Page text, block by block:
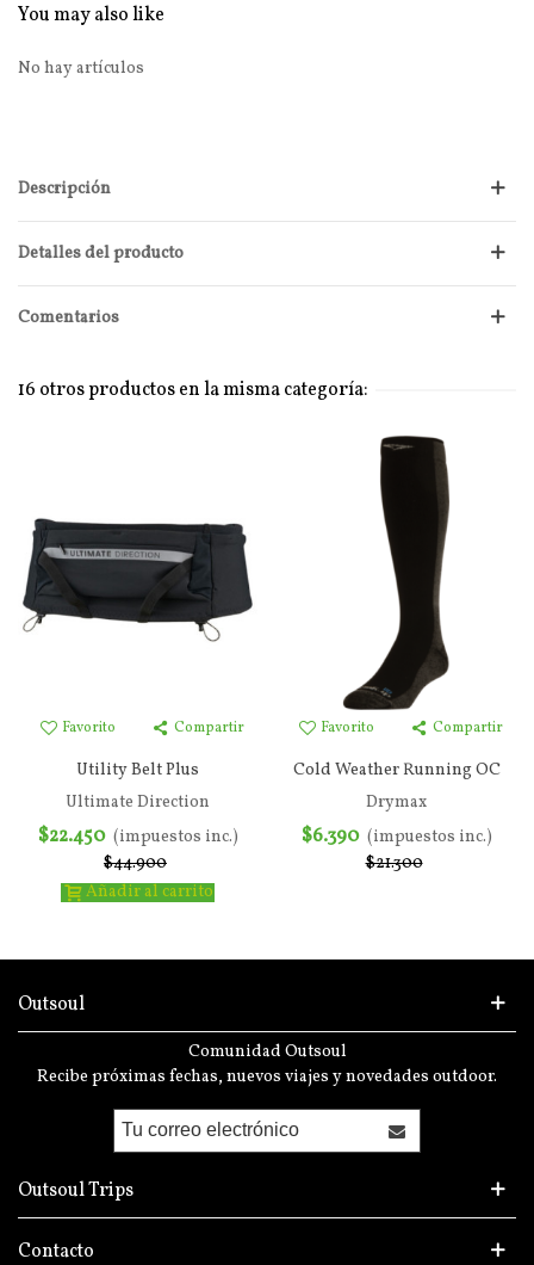
You may also like
No hay artículos
Descripción
Detalles del producto
Comentarios
16 otros productos en la misma categoría:
Favorito Compartir
Utility Belt Plus
Ultimate Direction
$22.450 (impuestos inc.)
$44.900
Añadir al carrito
Favorito Compartir
Cold Weather Running OC
Drymax
$6.390 (impuestos inc.)
$21.300
Outsoul
Comunidad Outsoul
Recibe próximas fechas, nuevos viajes y novedades outdoor.
Outsoul Trips
Contacto